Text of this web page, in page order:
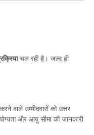
चल रही है। जल्द ही
उम्मीदवारों को उत्तर
और आयु सीमा की जानकारी